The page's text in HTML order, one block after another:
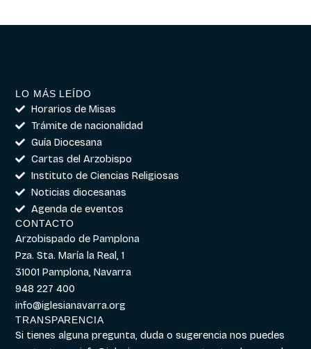
LO MÁS LEÍDO
Horarios de Misas
Trámite de nacionalidad
Guía Diocesana
Cartas del Arzobispo
Instituto de Ciencias Religiosas
Noticias diocesanas
Agenda de eventos
CONTACTO
Arzobispado de Pamplona
Pza. Sta. María la Real, 1
31001 Pamplona, Navarra
948 227 400
info@iglesianavarra.org
TRANSPARENCIA
Si tienes alguna pregunta, duda o sugerencia nos puedes